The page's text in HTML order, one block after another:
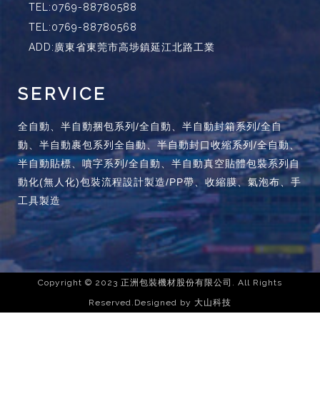
TEL:0769-88780588
TEL:0769-88780568
ADD:廣東省東莞市高埗鎮延江北路工業
SERVICE
全自動、半自動捆包系列/全自動、半自動封箱系列/全自
動、半自動裹包系列全自動、半自動封口收縮系列/全自動、
半自動貼標、噴字系列/全自動、半自動真空貼體包裝系列自
動化(無人化)包裝流程設計製造/PP帶、收縮膜、氣泡布、手
工具製造
Copyright © 2023 正洲包裝機材股份有限公司. All Rights
Reserved.Designed by 大山科技